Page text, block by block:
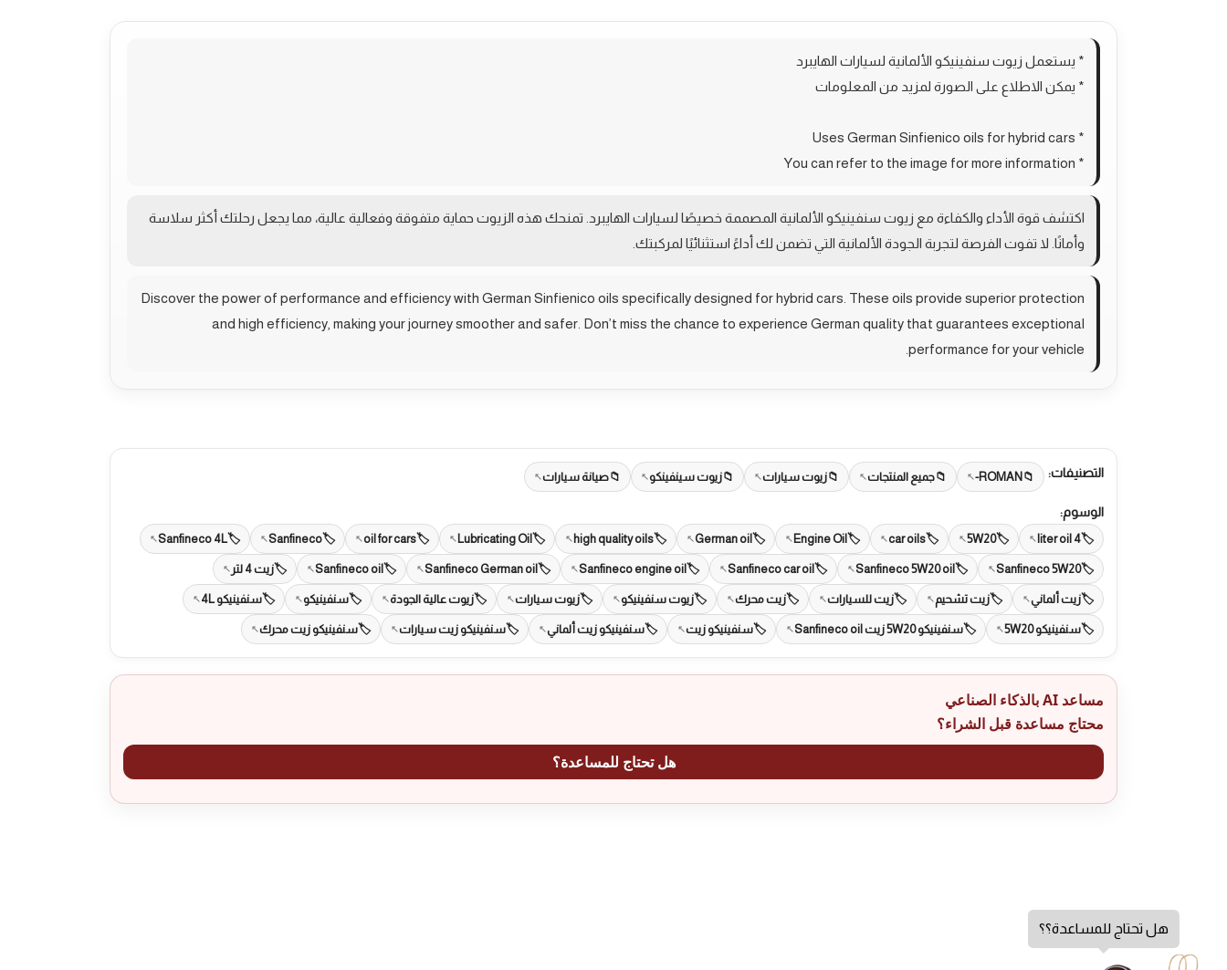
* يستعمل زيوت سنفينيكو الألمانية لسيارات الهايبرد
* يمكن الاطلاع على الصورة لمزيد من المعلومات
* Uses German Sinfienico oils for hybrid cars
* You can refer to the image for more information
اكتشف قوة الأداء والكفاءة مع زيوت سنفينيكو الألمانية المصممة خصيصًا لسيارات الهايبرد. تمنحك هذه الزيوت حماية متفوقة وفعالية عالية، مما يجعل رحلتك أكثر سلاسة
وأمانًا. لا تفوت الفرصة لتجربة الجودة الألمانية التي تضمن لك أداءً استثنائيًا لمركبتك.
Discover the power of performance and efficiency with German Sinfienico oils specifically designed for hybrid cars. These oils provide superior protection
and high efficiency, making your journey smoother and safer. Don’t miss the chance to experience German quality that guarantees exceptional
performance for your vehicle.
التصنيفات: ROMAN- جميع المنتجات زيوت سيارات زيوت سينفينكو صيانة سيارات
الوسوم:
4 liter oil
5W20
car oils
Engine Oil
German oil
high quality oils
Lubricating Oil
oil for cars
Sanfineco
Sanfineco 4L
Sanfineco 5W20
Sanfineco 5W20 oil
Sanfineco car oil
Sanfineco engine oil
Sanfineco German oil
Sanfineco oil زيت 4 لتر
زيت ألماني زيت تشحيم زيت للسيارات زيت محرك زيوت سنفينيكو زيوت سيارات زيوت عالية الجودة سنفينيكو سنفينيكو 4L
سنفينيكو 5W20 سنفينيكو 5W20 زيت Sanfineco oil سنفينيكو زيت سنفينيكو زيت ألماني سنفينيكو زيت سيارات سنفينيكو زيت محرك
مساعد AI بالذكاء الصناعي
محتاج مساعدة قبل الشراء؟
هل تحتاج للمساعدة؟
هل تحتاج للمساعدة؟؟